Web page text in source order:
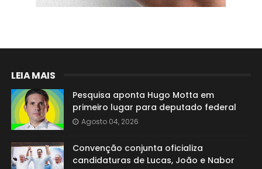
LEIA MAIS
Pesquisa aponta Hugo Motta em
primeiro lugar para deputado federal
Agosto 04, 2026
Convenção conjunta oficializa
candidaturas de Lucas, João e Nabor